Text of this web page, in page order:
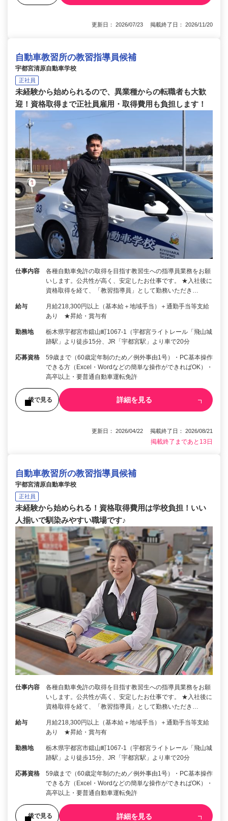
更新日： 2026/07/23 掲載終了日： 2026/11/20
自動車教習所の教習指導員候補
宇都宮清原自動車学校
正社員
未経験から始められるので、異業種からの転職者も大歓
迎！資格取得まで正社員雇用・取得費用も負担します！
仕事内容
各種自動車免許の取得を目指す教習生への指導員業務をお願
いします。公共性が高く、安定したお仕事です。 ★入社後に
資格取得を経て、「教習指導員」として勤務いただき…
給与
月給218,300円以上（基本給＋地域手当）＋通勤手当等支給
あり ★昇給・賞与有
勤務地
栃木県宇都宮市鐺山町1067-1（宇都宮ライトレール「飛山城
跡駅」より徒歩15分、JR「宇都宮駅」より車で20分
応募資格
59歳まで（60歳定年制のため／例外事由1号）・PC基本操作
できる方（Excel・Wordなどの簡単な操作ができればOK）・
高卒以上・要普通自動車運転免許
後で見る 詳細を見る
更新日： 2026/04/22 掲載終了日： 2026/08/21
掲載終了まであと13日
自動車教習所の教習指導員候補
宇都宮清原自動車学校
正社員
未経験から始められる！資格取得費用は学校負担！いい
人揃いで馴染みやすい職場です♪
仕事内容
各種自動車免許の取得を目指す教習生への指導員業務をお願
いします。公共性が高く、安定したお仕事です。 ★入社後に
資格取得を経て、「教習指導員」として勤務いただき…
給与
月給218,300円以上（基本給＋地域手当）＋通勤手当等支給
あり ★昇給・賞与有
勤務地
栃木県宇都宮市鐺山町1067-1（宇都宮ライトレール「飛山城
跡駅」より徒歩15分、JR「宇都宮駅」より車で20分
応募資格
59歳まで（60歳定年制のため／例外事由1号）・PC基本操作
できる方（Excel・Wordなどの簡単な操作ができればOK）・
高卒以上・要普通自動車運転免許
後で見る 詳細を見る